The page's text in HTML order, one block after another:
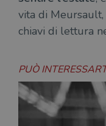
vita di
chiavi di lettura
PUÒ